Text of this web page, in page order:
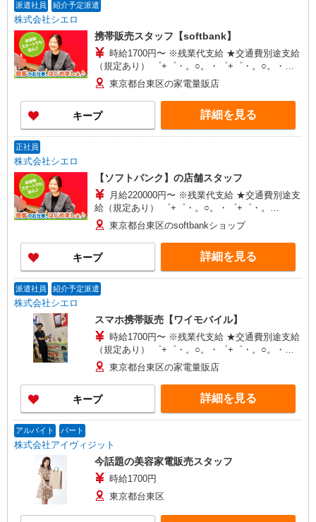
派遣社員 紹介予定派遣
株式会社シエロ
携帯販売スタッフ【softbank】
時給1700円〜 ※残業代支給 ★交通費別途支給
（規定あり） ゜+゜・。○。・゜+゜・。○。・゜
+゜ 入社祝い金10万円支給(規定有) お友達を紹介
頂くと, インセンティブ支給(規定有) ★月2回払
い・週払い可能（規程有）★ ゜・。○。・゜
+゜・。○。・゜+゜
東京都台東区の家電量販店
キープ 詳細を見る
正社員
株式会社シエロ
【ソフトバンク】の店舗スタッフ
月給220000円〜 ※残業代支給 ★交通費別途支
給（規定あり） ゜+゜・。○。・゜+゜・。
○。・゜+゜ 入社祝い金10万円支給(規定有) お友達
を紹介頂くと, インセンティブ支給(規定有) ゜・。
○。・゜+゜・。○。・゜+゜
東京都台東区のsoftbankショップ
キープ 詳細を見る
派遣社員 紹介予定派遣
株式会社シエロ
スマホ携帯販売【ワイモバイル】
時給1700円〜 ※残業代支給 ★交通費別途支給
（規定あり） ゜+゜・。○。・゜+゜・。○。・゜
+゜ 入社祝い金10万円支給(規定有) お友達を紹介
頂くと, インセンティブ支給(規定有) ★月2回払
い・週払い可能（規程有）★ ゜・。○。・゜
+゜・。○。・゜+゜
東京都台東区の家電量販店
キープ 詳細を見る
アルバイト パート
株式会社アイヴィジット
今話題の美容家電販売スタッフ
時給1700円
東京都台東区